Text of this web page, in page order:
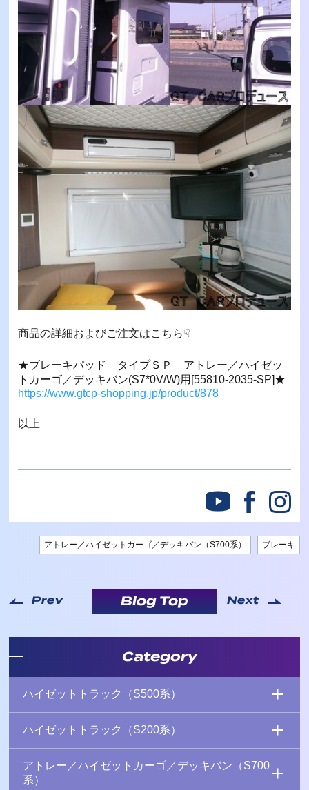
商品の詳細およびご注文はこちら☟
★ブレーキパッド タイプＳＰ アトレー／ハイゼッ
トカーゴ／デッキバン(S7*0V/W)用[55810-2035-SP]★
https://www.gtcp-shopping.jp/product/878
以上
アトレー／ハイゼットカーゴ／デッキバン（S700系） ブレーキ
Prev Blog Top Next
Category
ハイゼットトラック（S500系）
ハイゼットトラック（S200系）
アトレー／ハイゼットカーゴ／デッキバン（S700
系）